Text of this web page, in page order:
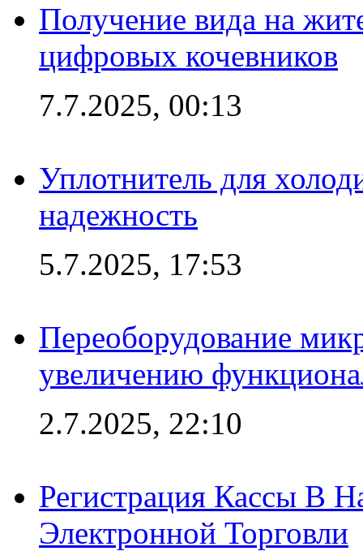
Получение вида на
цифровых кочевников
7.7.2025, 00:13
Уплотнитель для
надежность
5.7.2025, 17:53
Переоборудование
увеличению
2.7.2025, 22:10
Регистрация Кассы В
Электронной Торговли